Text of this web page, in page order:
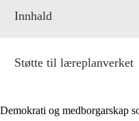
Innhald
Støtte til læreplanverket
Demokrati og medborgarskap